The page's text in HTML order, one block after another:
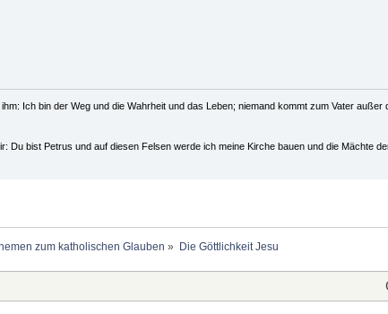
Ich bin der Weg und die Wahrheit und das Leben; niemand kommt zum Vater außer
Du bist Petrus und auf diesen Felsen werde ich meine Kirche bauen und die Mächte
zum katholischen Glauben » Die Göttlichkeit Jesu